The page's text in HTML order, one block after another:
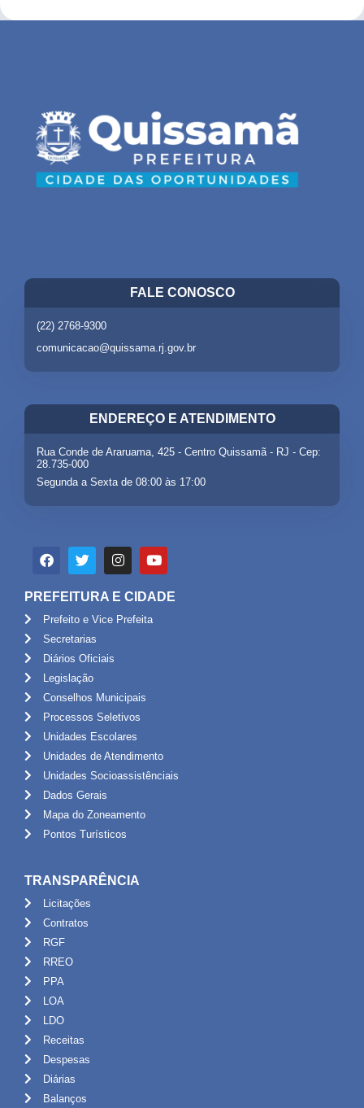
FALE CONOSCO
(22) 2768-9300
comunicacao@quissama.rj.gov.br
ENDEREÇO E ATENDIMENTO
Rua Conde de Araruama, 425 - Centro Quissamã - RJ - Cep:
28.735-000
Segunda a Sexta de 08:00 às 17:00
PREFEITURA E CIDADE
Prefeito e Vice Prefeita
Secretarias
Diários Oficiais
Legislação
Conselhos Municipais
Processos Seletivos
Unidades Escolares
Unidades de Atendimento
Unidades Socioassistênciais
Dados Gerais
Mapa do Zoneamento
Pontos Turísticos
TRANSPARÊNCIA
Licitações
Contratos
RGF
RREO
PPA
LOA
LDO
Receitas
Despesas
Diárias
Balanços